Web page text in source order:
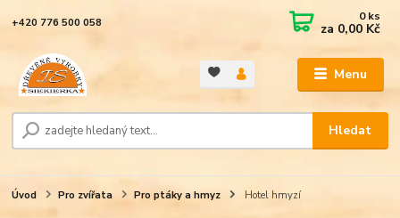
Menu
Hledat
+420 776 500 058 0ks
za 0,00 Kč
Úvod Pro zvířata Pro ptáky a hmyz Hotel hmyzí